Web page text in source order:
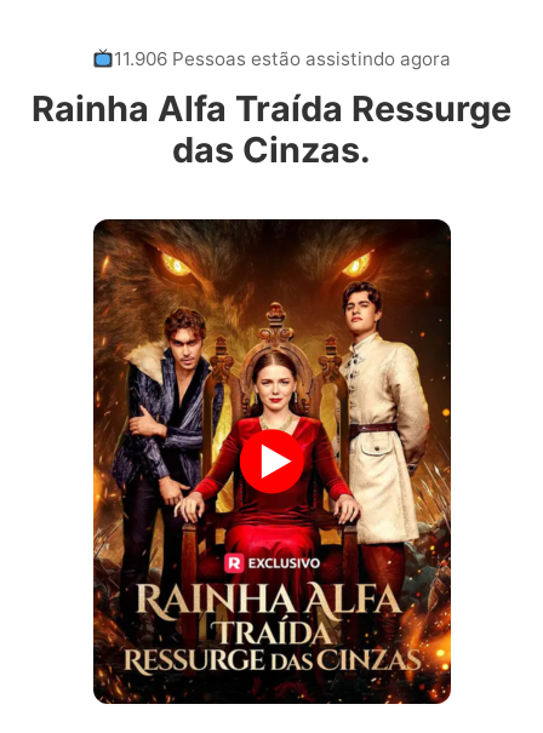
11.906 Pessoas estão assistindo agora
Rainha Alfa Traída Ressurge
das Cinzas.